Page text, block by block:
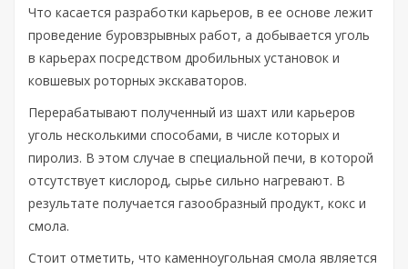
Что касается разработки карьеров, в ее основе лежит
проведение буровзрывных работ, а добывается уголь
в карьерах посредством дробильных установок и
ковшевых роторных экскаваторов.
Перерабатывают полученный из шахт или карьеров
уголь несколькими способами, в числе которых и
пиролиз. В этом случае в специальной печи, в которой
отсутствует кислород, сырье сильно нагревают. В
результате получается газообразный продукт, кокс и
смола.
Стоит отметить, что каменноугольная смола является